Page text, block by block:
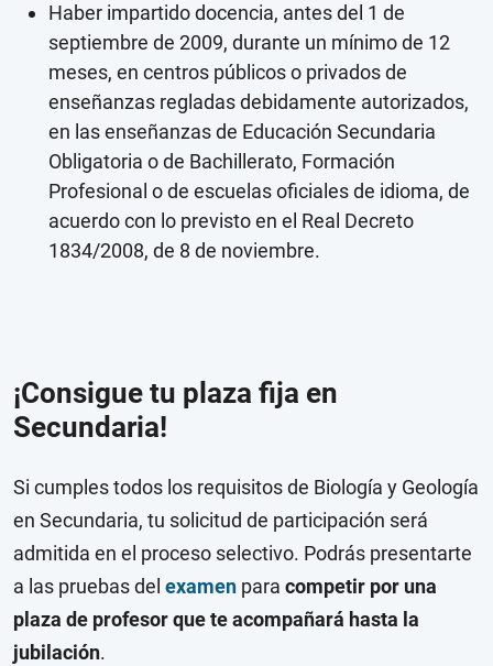
Haber impartido docencia, antes del 1 de
septiembre de 2009, durante un mínimo de 12
meses, en centros públicos o privados de
enseñanzas regladas debidamente autorizados,
en las enseñanzas de Educación Secundaria
Obligatoria o de Bachillerato, Formación
Profesional o de escuelas oficiales de idioma, de
acuerdo con lo previsto en el Real Decreto
1834/2008, de 8 de noviembre.
¡Consigue tu plaza fija en
Secundaria!
Si cumples todos los requisitos de Biología y Geología
en Secundaria, tu solicitud de participación será
admitida en el proceso selectivo. Podrás presentarte
a las pruebas del examen para competir por una
plaza de profesor que te acompañará hasta la
jubilación.